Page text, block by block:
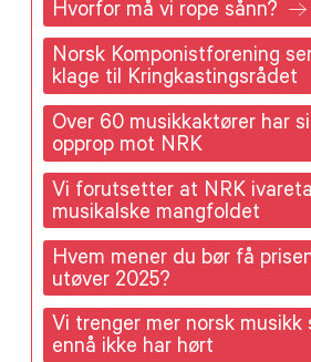
Hvorfor må vi rope sånn?
Norsk Komponistforening
klage til Kringkastingsrådet
Over 60 musikkaktører har
opprop mot NRK
Vi forutsetter at NRK
musikalske mangfoldet
Hvem mener du bør få
utøver 2025?
Vi trenger mer norsk musikk
ennå ikke har hørt